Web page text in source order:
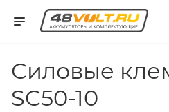
Силовые
SC50-10